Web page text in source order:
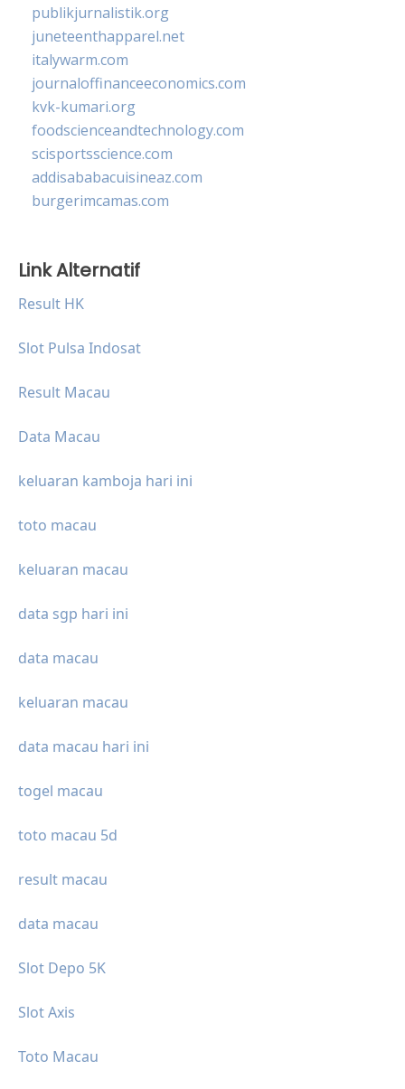
publikjurnalistik.org
juneteenthapparel.net
italywarm.com
journaloffinanceeconomics.com
kvk-kumari.org
foodscienceandtechnology.com
scisportsscience.com
addisababacuisineaz.com
burgerimcamas.com
Link Alternatif
Result HK
Slot Pulsa Indosat
Result Macau
Data Macau
keluaran kamboja hari ini
toto macau
keluaran macau
data sgp hari ini
data macau
keluaran macau
data macau hari ini
togel macau
toto macau 5d
result macau
data macau
Slot Depo 5K
Slot Axis
Toto Macau